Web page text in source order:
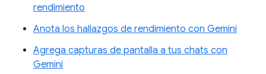
rendimiento
Anota los hallazgos de rendimiento con Gemini
Agrega capturas de pantalla a tus chats con
Gemini